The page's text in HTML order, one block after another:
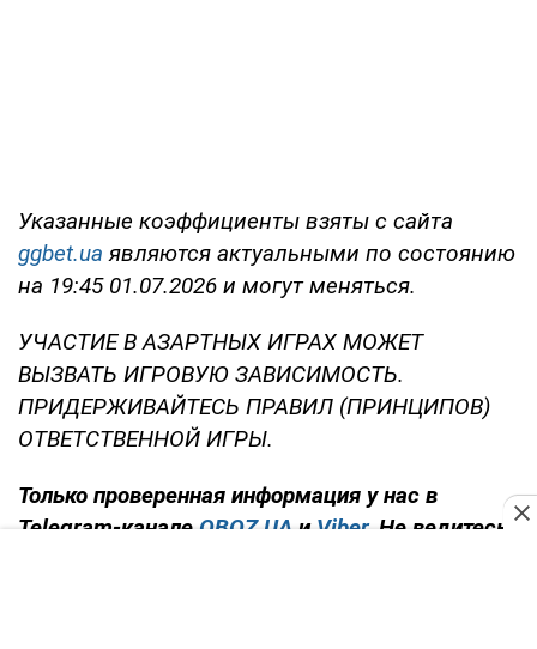
Указанные коэффициенты взяты с сайта
ggbet.ua являются актуальными по состоянию
на 19:45 01.07.2026 и могут меняться.
УЧАСТИЕ В АЗАРТНЫХ ИГРАХ МОЖЕТ
ВЫЗВАТЬ ИГРОВУЮ ЗАВИСИМОСТЬ.
ПРИДЕРЖИВАЙТЕСЬ ПРАВИЛ (ПРИНЦИПОВ)
ОТВЕТСТВЕННОЙ ИГРЫ.
Только проверенная информация у нас в
Telegram-канале OBOZ.UA и Viber. Не ведитесь